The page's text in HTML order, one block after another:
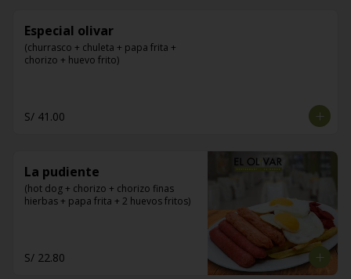
Especial olivar
(churrasco + chuleta + papa frita +
chorizo + huevo frito)
S/ 41.00
La pudiente
(hot dog + chorizo + chorizo finas
hierbas + papa frita + 2 huevos fritos)
S/ 22.80